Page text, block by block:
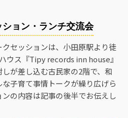
ョン・ランチ交流会
セッションは、小田原駅より徒
ウス『Tipy records inn house』
が差し込む古民家の2階で、和
子育て事情トークが繰り広げら
の内容は記事の後半でお伝えし